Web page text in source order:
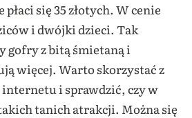
płaci się 35 złotych. W cenie
i dwójki dzieci. Tak
gofry z bitą śmietaną i
więcej. Warto skorzystać z
i sprawdzić, czy w
tanich atrakcji. Można się